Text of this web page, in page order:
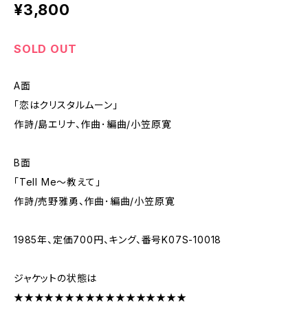
¥3,800
SOLD OUT
A面
「恋はクリスタルムーン」
作詩/島エリナ、作曲･編曲/小笠原寛
B面
「Tell Me～教えて」
作詩/売野雅勇、作曲･編曲/小笠原寛
1985年、定価700円、キング、番号K07S-10018
ジャケットの状態は
★★★★★★★★★★★★★★★★★